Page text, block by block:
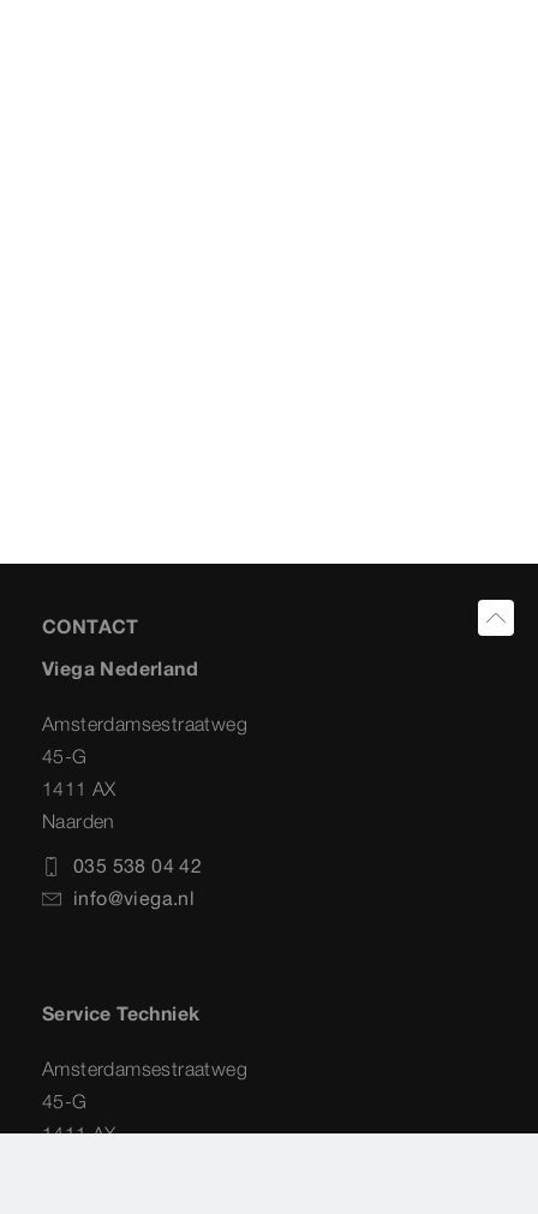
CONTACT
Viega Nederland
Amsterdamsestraatweg
45-G
1411 AX
Naarden
035 538 04 42
info@viega.nl
Service Techniek
Amsterdamsestraatweg
45-G
1411 AX